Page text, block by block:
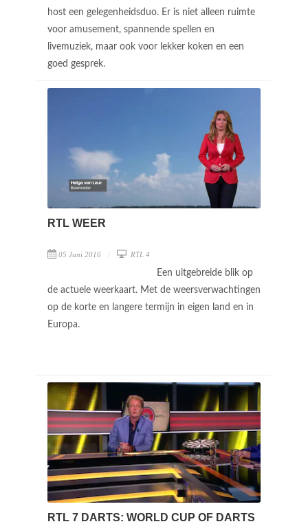
host een gelegenheidsduo. Er is niet alleen ruimte
voor amusement, spannende spellen en
livemuziek, maar ook voor lekker koken en een
goed gesprek.
RTL WEER
05 Juni 2016 RTL 4
Een uitgebreide blik op
de actuele weerkaart. Met de weersverwachtingen
op de korte en langere termijn in eigen land en in
Europa.
RTL 7 DARTS: WORLD CUP OF DARTS